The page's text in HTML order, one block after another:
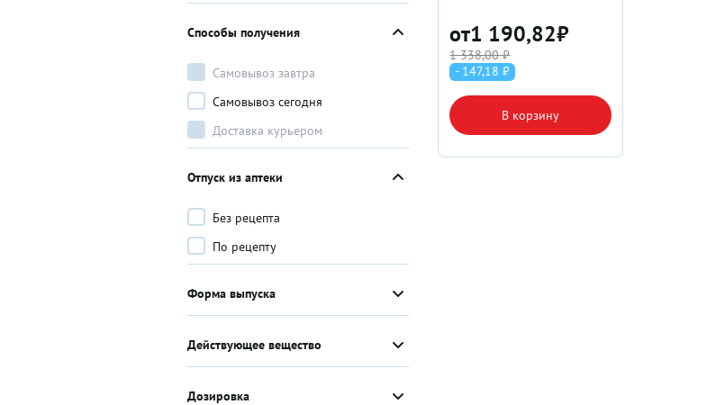
Способы получения
Самовывоз завтра
Самовывоз сегодня
Доставка курьером
Отпуск из аптеки
Без рецепта
По рецепту
Форма выпуска
Действующее вещество
Дозировка
от1 190,82₽
1 338,00 ₽
- 147,18 ₽
В корзину